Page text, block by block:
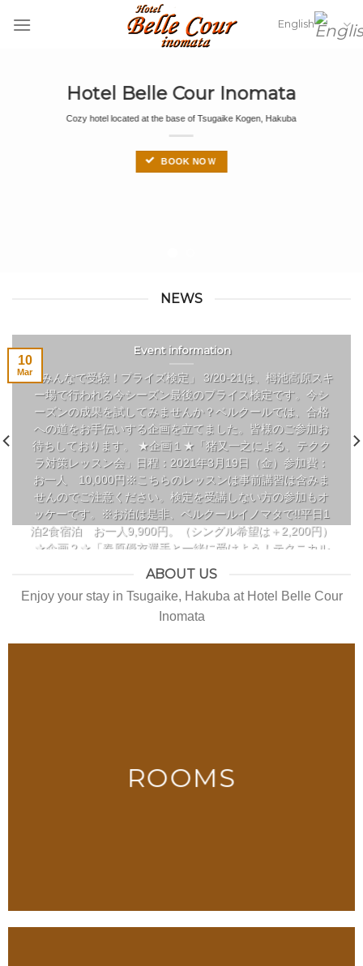
English
Hotel Belle Cour
Cozy hotel located at the base of Tsugaike Kogen,
NEWS
Event information
「みんなで受験！プライズ検定」 3/20-21は、栂池高原スキ
ー場で行われる今シーズン最後のプライス検定です。今シ
ーズンの成果を試してみませんか？ベルクールでは、合格
への道をお手伝いする企画を立てました。皆様のご参加お
待ちしております。 ★企画１★「猪又一之による、テクク
ラ対策レッスン会」日程：2021年3月19日（金）参加費：
お一人 10,000円※こちらのレッスンは事前講習は含みま
せんのでご注意ください。検定を受講しない方の参加もオ
ッケーです。※お泊は是非、ベルクールイノマタで!!平日1
泊2食宿泊 お一人9,900円。（シングル希望は＋2,200円）
★企画２★「春原優衣選手と一緒に受けよう！テクニカル
検定」日程：2021年3月20日（土）〜21日（日）参加費：
お一人 24,000円（事前講習費、1泊2食宿泊含む。シング
ル希望は＋2,200円）※こちらの企画にご参加の方は事前講
習含みます。先日、行われた全日本スキー技術選手権大会
10
Mar
ABOUT US
Enjoy your stay in Tsugaike, Hakuba at Hotel Belle Cour
Inomata
ROOMS